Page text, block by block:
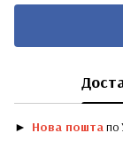
► Нова поштапо